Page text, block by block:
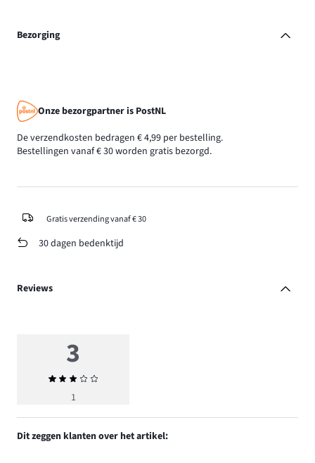
Bezorging
Onze bezorgpartner is PostNL
De verzendkosten bedragen € 4,99 per bestelling.
Bestellingen vanaf € 30 worden gratis bezorgd.
Gratis verzending vanaf € 30
30 dagen bedenktijd
Reviews
3
Gemiddelde
beoordeling
1
Dit zeggen klanten over het artikel: